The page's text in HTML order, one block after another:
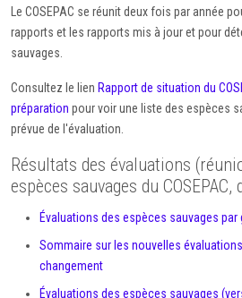
Le COSEPAC se réunit deux fois par année
rapports et les rapports mis à jour et pour
sauvages.
Consultez le lien Rapport de situation du
préparation pour voir une liste des espèces
prévue de l'évaluation.
Résultats des évaluations
espèces sauvages du
Évaluations des espèces sauvages
Sommaire sur les nouvelles
changement
Évaluations des espèces sauvages